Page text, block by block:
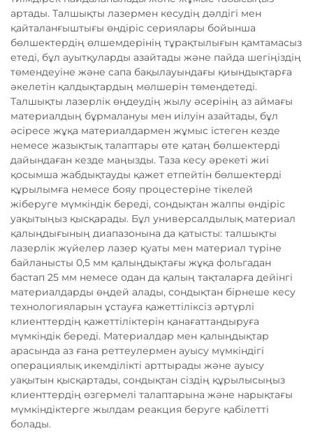
артады. Талшықты лазермен кесудің дәлдігі мен
қайталанғыштығы өндіріс сериялары бойынша
бөлшектердің өлшемдерінің тұрақтылығын қамтамасыз
етеді, бұл ауытқуларды азайтады және пайда шегіңіздің
төмендеуіне және сапа бақылауындағы қиындықтарға
әкелетін қалдықтардың мөлшерін төмендетеді.
Талшықты лазерлік өңдеудің жылу әсерінің аз аймағы
материалдың бұрмалануы мен иілуін азайтады, бұл
әсіресе жұқа материалдармен жұмыс істеген кезде
немесе жазықтық талаптары өте қатаң бөлшектерді
дайындаған кезде маңызды. Таза кесу әрекеті жиі
қосымша жабдықтауды қажет етпейтін бөлшектерді
құрылымға немесе бояу процестеріне тікелей
жіберуге мүмкіндік береді, сондықтан жалпы өндіріс
уақытыңыз қысқарады. Бұл универсалдылық материал
қалыңдығының диапазонына да қатысты: талшықты
лазерлік жүйелер лазер қуаты мен материал түріне
байланысты 0,5 мм қалыңдықтағы жұқа фольгадан
бастап 25 мм немесе одан да қалың тақталарға дейінгі
материалдарды өңдей алады, сондықтан бірнеше кесу
технологияларын ұстауға қажеттіліксіз әртүрлі
клиенттердің қажеттіліктерін қанағаттандыруға
мүмкіндік береді. Материалдар мен қалыңдықтар
арасында аз ғана реттеулермен ауысу мүмкіндігі
операциялық икемділікті арттырады және ауысу
уақытын қысқартады, сондықтан сіздің құрылысыңыз
клиенттердің өзгермелі талаптарына және нарықтағы
мүмкіндіктерге жылдам реакция беруге қабілетті
болады.